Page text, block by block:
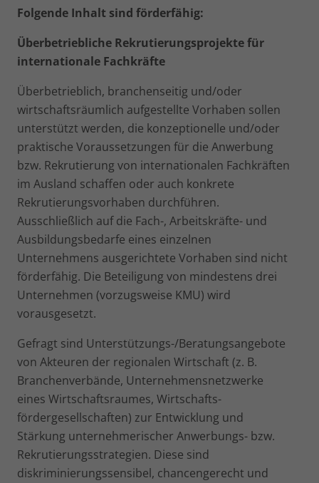
Folgende Inhalt sind förderfähig:
Überbetriebliche Rekrutierungsprojekte für
internationale Fachkräfte
Überbetrieblich, branchenseitig und/oder
wirtschaftsräumlich aufgestellte Vorhaben sollen
unterstützt werden, die konzep­tionelle und/oder
praktische Voraussetzungen für die Anwer­bung
bzw. Rekrutierung von internationalen Fachkräften
im Ausland schaffen oder auch konkrete
Rekrutierungsvorhaben durchführen.
Ausschließlich auf die Fach-, Arbeitskräfte- und
Ausbildungsbedarfe eines einzelnen
Unternehmens ausge­richtete Vorhaben sind nicht
förderfähig. Die Beteiligung von mindestens drei
Unternehmen (vorzugsweise KMU) wird
vorausgesetzt.
Gefragt sind Unterstützungs-/Beratungsangebote
von Akteu­ren der regionalen Wirtschaft (z. B.
Branchenverbände, Unter­nehmensnetzwerke
eines Wirtschaftsraumes, Wirtschafts­
fördergesellschaften) zur Entwicklung und
Stärkung unterneh­merischer Anwerbungs- bzw.
Rekrutierungsstrategien. Diese sind
diskriminierungssensibel, chancengerecht und